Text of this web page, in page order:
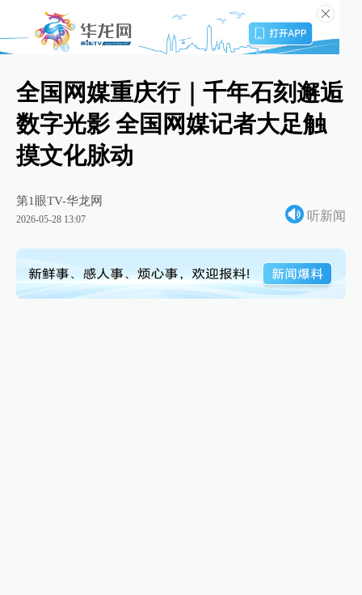
全国网媒重庆行｜千年石刻邂逅
数字光影 全国网媒记者大足触
摸文化脉动
第1眼TV-华龙网
2026-05-28 13:07 听新闻